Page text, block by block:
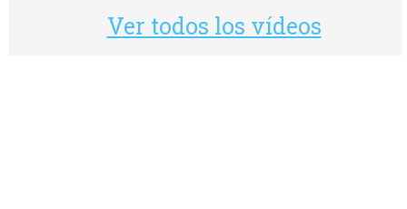
Ver todos los vídeos